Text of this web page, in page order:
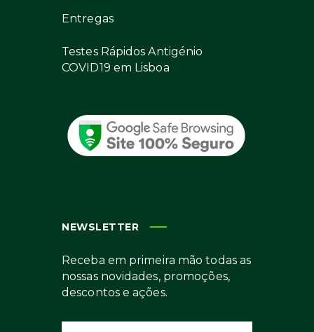
Entregas
Testes Rápidos Antigénio
COVID19 em Lisboa
NEWSLETTER
Receba em primeira mão todas as
nossas novidades, promoções,
descontos e ações.